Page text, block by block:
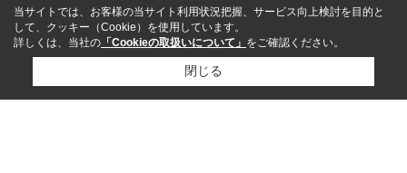
当サイトでは、お客様の当サイト利用状況把握、サービス向上検討を目的と
して、クッキー（Cookie）を使用しています。
詳しくは、当社の 「Cookieの取扱いについて」 をご確認ください。
閉じる